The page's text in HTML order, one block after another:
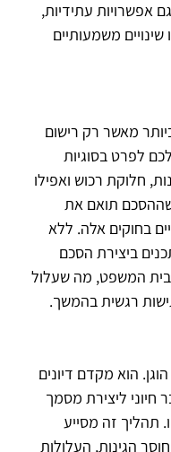
אפשרויות עתידיות,
משמעותיים
מאשר רק רישום
לפרט בסוגיות
חלוקת רכוש ואפילו
שההסכם תואם את
בחוקים אלה. ללא
ביצירת הסכם
המשפט, מה שעלול
רגשית בהמשך.
הוא מקדם דיונים
חיוני ליצירת מסמך
תהליך זה מסייע
הגינות, העלולות